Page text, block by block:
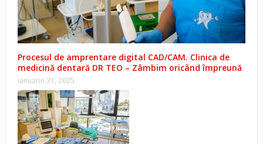
Procesul de amprentare digital CAD/CAM. Clinica de
medicină dentară DR TEO – Zâmbim oricând împreună
ianuarie 31, 2025